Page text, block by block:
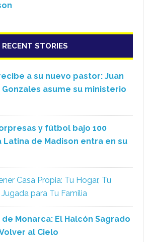
RECENT STORIES
a su nuevo pastor: Juan
asume su ministerio
y fútbol bajo 100
Latina de Madison entra en su
Casa Propia: Tu Hogar, Tu
para Tu Familia
Monarca: El Halcón Sagrado
al Cielo